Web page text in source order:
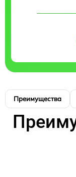
Преимущества